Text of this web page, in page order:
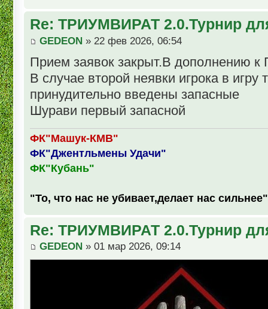
Re: ТРИУМВИРАТ 2.0.Турнир
GEDEON » 22 фев 2026, 06:54
Прием заявок закрыт.В дополнению к
В случае второй неявки игрока в игру
принудительно введены запасные
Шурави первый запасной
ФК"Машук-КМВ"
ФК"Джентльмены Удачи"
ФК"Кубань"
"То, что нас не убивает,делает нас сильнее"
Re: ТРИУМВИРАТ 2.0.Турнир
GEDEON » 01 мар 2026, 09:14